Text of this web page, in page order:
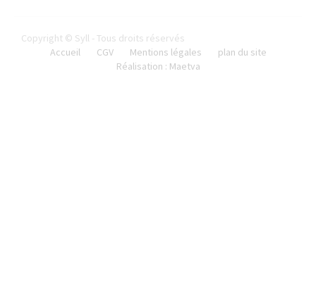
Copyright © Syll - Tous droits réservés
Accueil
CGV Mentions légales
plan du site
Réalisation : Maetva